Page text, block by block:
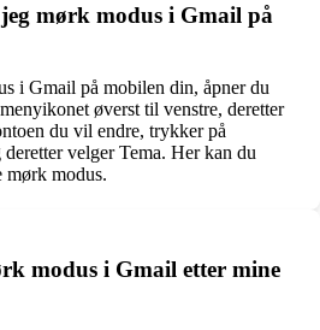
mørk modus i Gmail på
i Gmail på mobilen din, åpner du
øverst til venstre, deretter
du vil endre, trykker på
velger Tema. Her kan du
modus.
modus i Gmail etter mine